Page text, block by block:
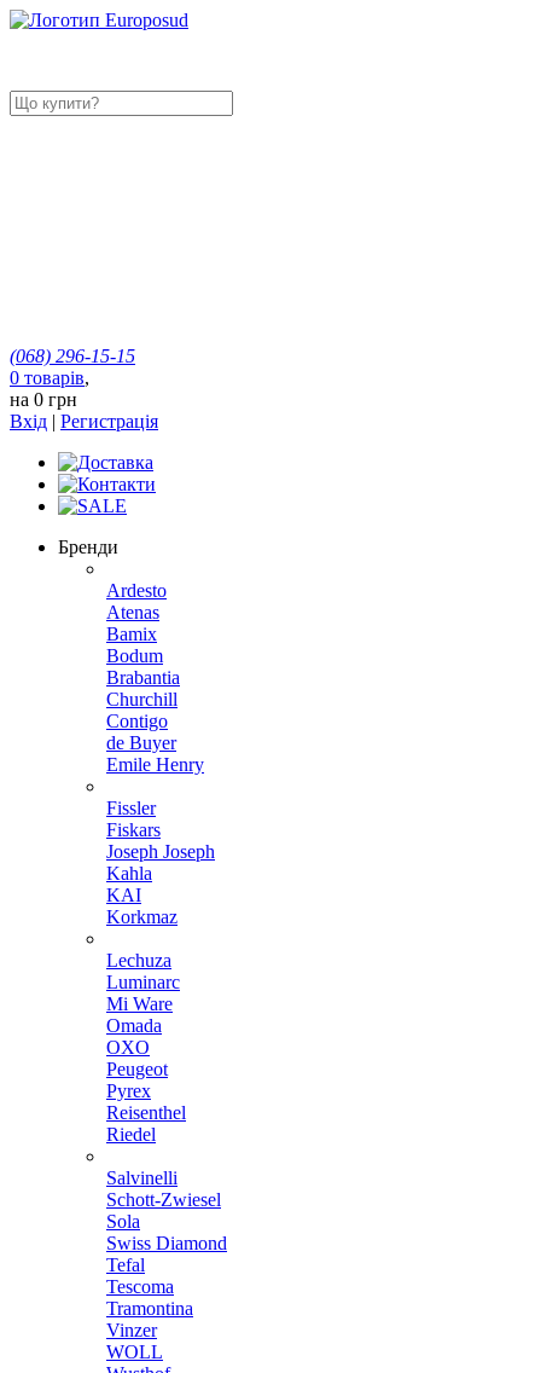
(068) 296-15-15
0 товарів,
на 0 грн
Вхід | Регистрація
Бренди
Ardesto
Atenas
Bamix
Bodum
Brabantia
Churchill
Contigo
de Buyer
Emile Henry
Fissler
Fiskars
Joseph Joseph
Kahla
KAI
Korkmaz
Lechuza
Luminarc
Mi Ware
Omada
OXO
Peugeot
Pyrex
Reisenthel
Riedel
Salvinelli
Schott-Zwiesel
Sola
Swiss Diamond
Tefal
Tescoma
Tramontina
Vinzer
WOLL